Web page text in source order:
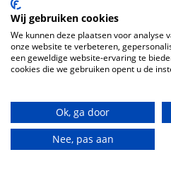
Aanmelden
Website en design:
Wij gebruiken cookies
We kunnen deze plaatsen voor analyse
onze website te verbeteren,
een geweldige website-ervaring te
cookies die we gebruiken opent u de
Ok, ga door
Nee, pas aan